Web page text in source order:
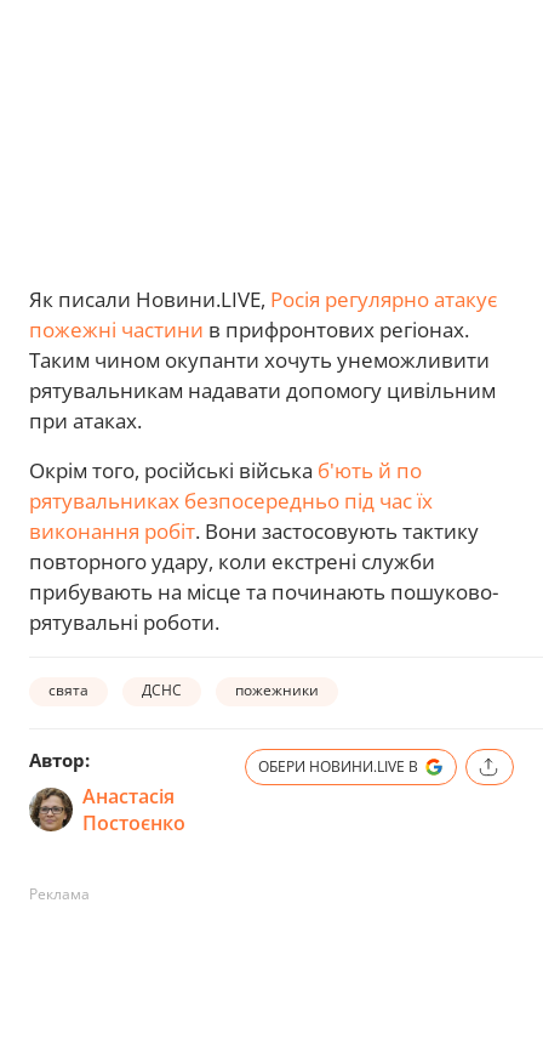
Як писали Новини.LIVE, Росія регулярно атакує
пожежні частини в прифронтових регіонах.
Таким чином окупанти хочуть унеможливити
рятувальникам надавати допомогу цивільним
при атаках.
Окрім того, російські війська б'ють й по
рятувальниках безпосередньо під час їх
виконання робіт. Вони застосовують тактику
повторного удару, коли екстрені служби
прибувають на місце та починають пошуково-
рятувальні роботи.
свята ДСНС пожежники
Автор:
Анастасія
Постоєнко
ОБЕРИ НОВИНИ.LIVE В
Реклама